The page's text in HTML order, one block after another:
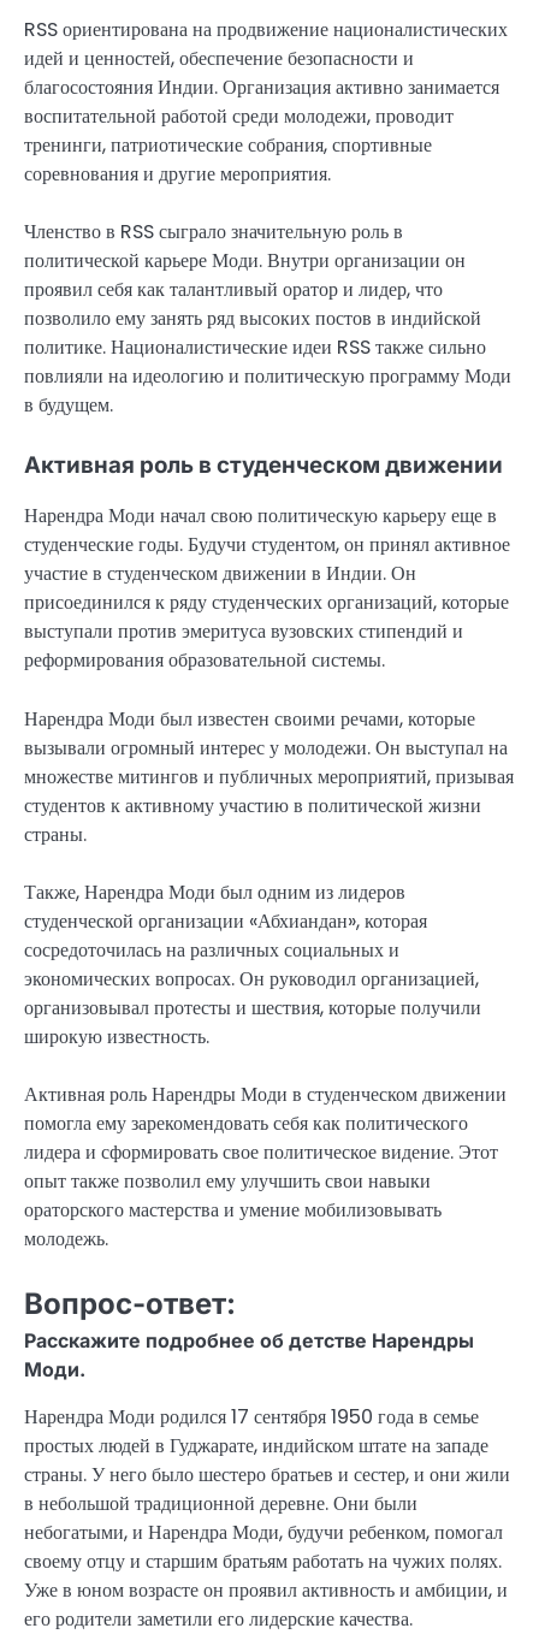
RSS ориентирована на продвижение националистических
идей и ценностей, обеспечение безопасности и
благосостояния Индии. Организация активно занимается
воспитательной работой среди молодежи, проводит
тренинги, патриотические собрания, спортивные
соревнования и другие мероприятия.
Членство в RSS сыграло значительную роль в
политической карьере Моди. Внутри организации он
проявил себя как талантливый оратор и лидер, что
позволило ему занять ряд высоких постов в индийской
политике. Националистические идеи RSS также сильно
повлияли на идеологию и политическую программу Моди
в будущем.
Активная роль в студенческом движении
Нарендра Моди начал свою политическую карьеру еще в
студенческие годы. Будучи студентом, он принял активное
участие в студенческом движении в Индии. Он
присоединился к ряду студенческих организаций, которые
выступали против эмеритуса вузовских стипендий и
реформирования образовательной системы.
Нарендра Моди был известен своими речами, которые
вызывали огромный интерес у молодежи. Он выступал на
множестве митингов и публичных мероприятий, призывая
студентов к активному участию в политической жизни
страны.
Также, Нарендра Моди был одним из лидеров
студенческой организации «Абхиандан», которая
сосредоточилась на различных социальных и
экономических вопросах. Он руководил организацией,
организовывал протесты и шествия, которые получили
широкую известность.
Активная роль Нарендры Моди в студенческом движении
помогла ему зарекомендовать себя как политического
лидера и сформировать свое политическое видение. Этот
опыт также позволил ему улучшить свои навыки
ораторского мастерства и умение мобилизовывать
молодежь.
Вопрос-ответ:
Расскажите подробнее об детстве Нарендры
Моди.
Нарендра Моди родился 17 сентября 1950 года в семье
простых людей в Гуджарате, индийском штате на западе
страны. У него было шестеро братьев и сестер, и они жили
в небольшой традиционной деревне. Они были
небогатыми, и Нарендра Моди, будучи ребенком, помогал
своему отцу и старшим братьям работать на чужих полях.
Уже в юном возрасте он проявил активность и амбиции, и
его родители заметили его лидерские качества.